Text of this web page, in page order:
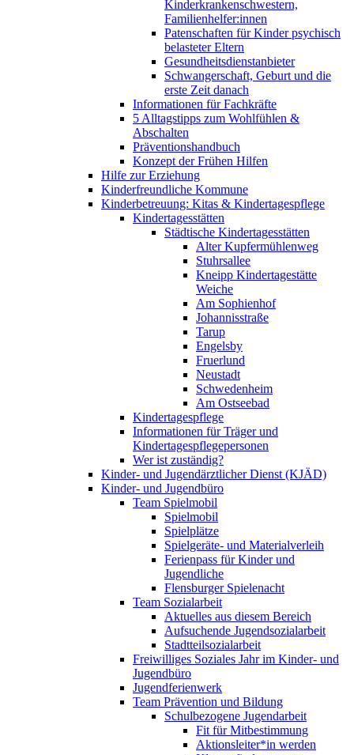
Kinderkrankenschwestern,
Familienhelfer:innen
Patenschaften für Kinder psychisch
belasteter Eltern
Gesundheitsdienstanbieter
Schwangerschaft, Geburt und die
erste Zeit danach
Informationen für Fachkräfte
5 Alltagstipps zum Wohlfühlen &
Abschalten
Präventionshandbuch
Konzept der Frühen Hilfen
Hilfe zur Erziehung
Kinderfreundliche Kommune
Kinderbetreuung: Kitas & Kindertagespflege
Kindertagesstätten
Städtische Kindertagesstätten
Alter Kupfermühlenweg
Stuhrsallee
Kneipp Kindertagestätte
Weiche
Am Sophienhof
Johannisstraße
Tarup
Engelsby
Fruerlund
Neustadt
Schwedenheim
Am Ostseebad
Kindertagespflege
Informationen für Träger und
Kindertagespflegepersonen
Wer ist zuständig?
Kinder- und Jugendärztlicher Dienst (KJÄD)
Kinder- und Jugendbüro
Team Spielmobil
Spielmobil
Spielplätze
Spielgeräte- und Materialverleih
Ferienpass für Kinder und
Jugendliche
Flensburger Spielenacht
Team Sozialarbeit
Aktuelles aus diesem Bereich
Aufsuchende Jugendsozialarbeit
Stadtteilsozialarbeit
Freiwilliges Soziales Jahr im Kinder- und
Jugendbüro
Jugendferienwerk
Team Prävention und Bildung
Schulbezogene Jugendarbeit
Fit für Mitbestimmung
Aktionsleiter*in werden